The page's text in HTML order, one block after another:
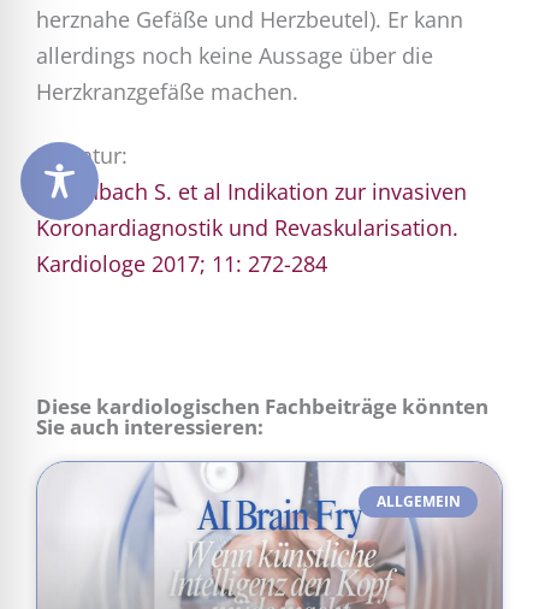
herznahe Gefäße und Herzbeutel). Er kann
allerdings noch keine Aussage über die
Herzkranzgefäße machen.
Literatur:
Achenbach S. et al Indikation zur invasiven
Koronardiagnostik und Revaskularisation.
Kardiologe 2017; 11: 272-284
Diese kardiologischen Fachbeiträge könnten
Sie auch interessieren:
ALLGEMEIN